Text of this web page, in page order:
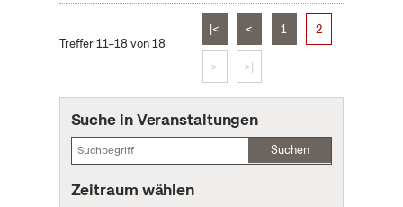
Treffer 11–18 von 18
|< < 1 2
> >|
Suche in Veranstaltungen
Suchen
Zeitraum wählen